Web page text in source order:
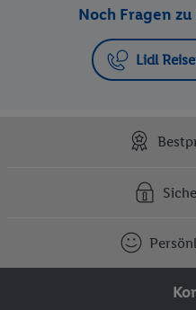
Noch Fragen
Lidl